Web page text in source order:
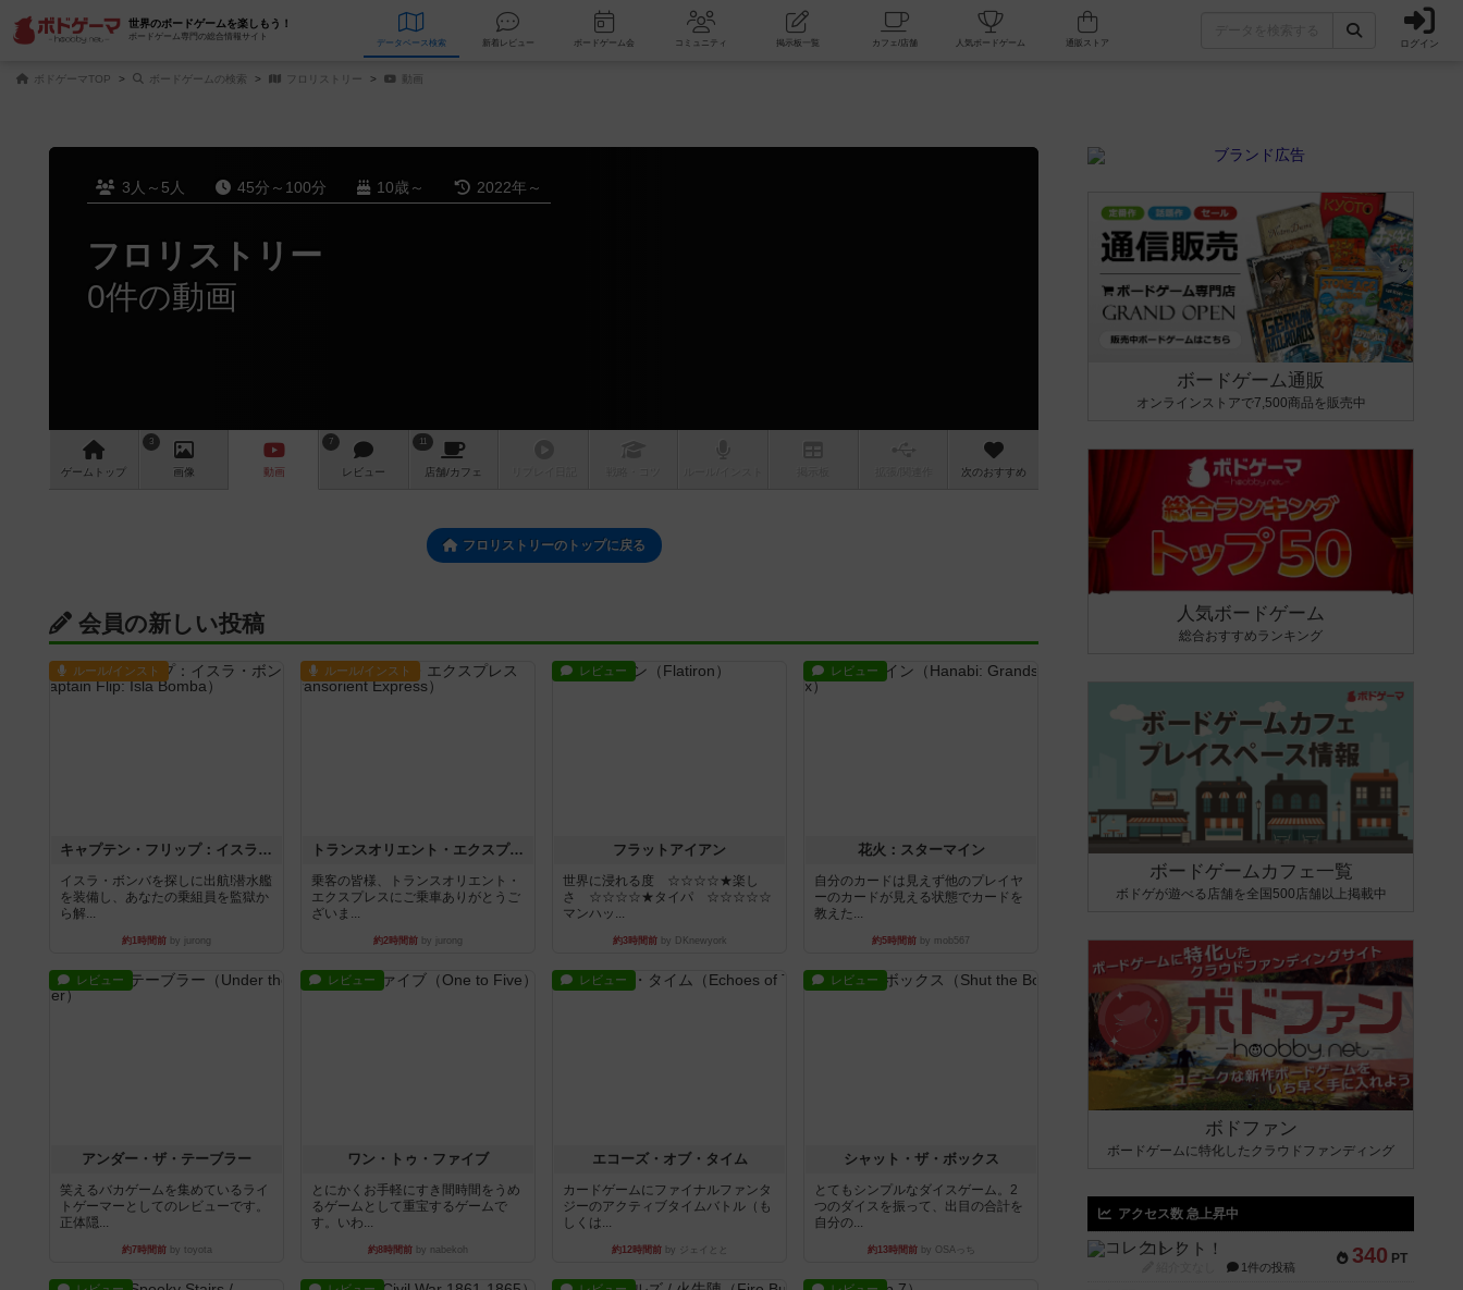
世界のボードゲームを楽しもう！
ボードゲーム専門の総合情報サイト
データベース 検索 新着レビュー ボードゲーム会 コミュニティ 掲示板一覧 カフェ/店舗 人気ボードゲーム ログイン
ボドゲーマTOP ボードゲームの検索 フロリストリー 動画
3人～5人 45分～100分 10歳～ 2022年～
フロリストリー
0件の動画
ゲーム トップ
3
画像 動画
7
レビュー
11
店舗/カフェ 次のおすすめ
フロリストリーのトップに戻る
会員の新しい投稿
ルール/インスト
キャプテン・フリップ：イスラ・ボンバ
イスラ・ボンバを探しに出航!潜水艦
を装備し、あなたの乗組員を監獄か
ら解...
約1時間前 by jurong
ルール/インスト
トランスオリエント・エクスプレス
乗客の皆様、トランスオリエント・
エクスプレスにご乗車ありがとうご
ざいま...
約2時間前 by jurong
レビュー
フラットアイアン
世界に浸れる度 ☆☆☆☆★楽し
さ ☆☆☆☆★タイパ ☆☆☆☆☆
マンハッ...
約3時間前by DKnewyork
レビュー
花火：スターマイン
自分のカードは見えず他のプレイヤ
ーのカードが見える状態でカードを
教えた...
約5時間前 by mob567
レビュー
アンダー・ザ・テーブラー
笑えるバカゲームを集めているライ
トゲーマーとしてのレビューです。
正体隠...
約7時間前by toyota
レビュー
ワン・トゥ・ファイブ
とにかくお手軽にすき間時間をうめ
るゲームとして重宝するゲームで
す。いわ...
約8時間前 by nabekoh
レビュー
エコーズ・オブ・タイム
カードゲームにファイナルファンタ
ジーのアクティブタイムバトル（も
しくは...
約12時間前by ジェイとと
レビュー
シャット・ザ・ボックス
とてもシンプルなダイスゲーム。2
つのダイスを振って、出目の合計を
自分の...
約13時間前by OSAっち
ボードゲーム通販
オンラインストアで7,500商品を販売中
人気ボードゲーム
総合おすすめランキング
ボードゲームカフェ一覧
ボドゲが遊べる店舗を全国500店舗以上掲載中
ボドファン
ボードゲームに特化したクラウドファンディング
アクセス数 急上昇中
340 PT
コレクト！
1件の投稿